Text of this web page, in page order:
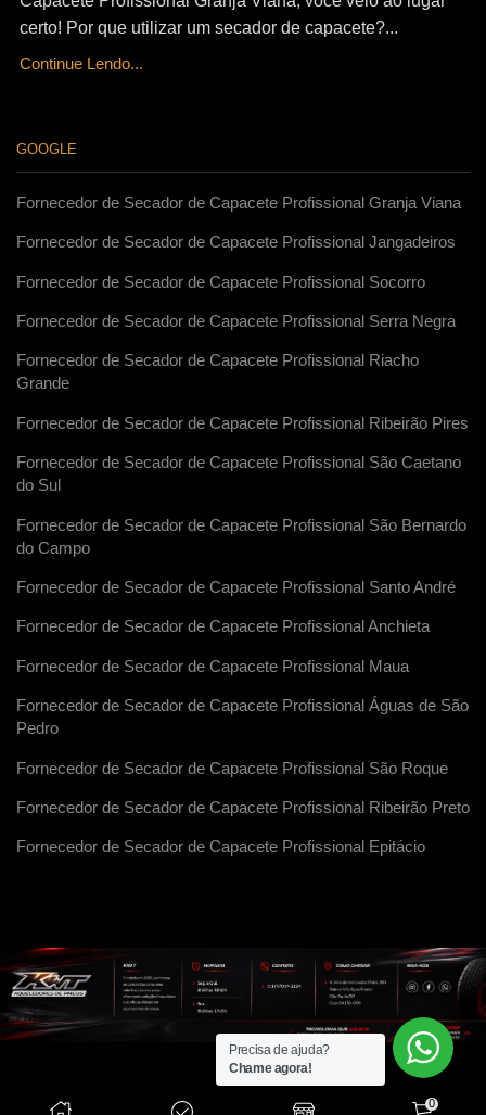
certo! Por que utilizar um secador de capacete?...
Continue Lendo...
GOOGLE
Fornecedor de Secador de Capacete Profissional Granja Viana
Fornecedor de Secador de Capacete Profissional Jangadeiros
Fornecedor de Secador de Capacete Profissional Socorro
Fornecedor de Secador de Capacete Profissional Serra Negra
Fornecedor de Secador de Capacete Profissional Riacho
Grande
Fornecedor de Secador de Capacete Profissional Ribeirão Pires
Fornecedor de Secador de Capacete Profissional São Caetano
do Sul
Fornecedor de Secador de Capacete Profissional São Bernardo
do Campo
Fornecedor de Secador de Capacete Profissional Santo André
Fornecedor de Secador de Capacete Profissional Anchieta
Fornecedor de Secador de Capacete Profissional Maua
Fornecedor de Secador de Capacete Profissional Águas de São
Pedro
Fornecedor de Secador de Capacete Profissional São Roque
Fornecedor de Secador de Capacete Profissional Ribeirão Preto
Fornecedor de Secador de Capacete Profissional Epitácio
0
Precisa de ajuda?
Chame agora!